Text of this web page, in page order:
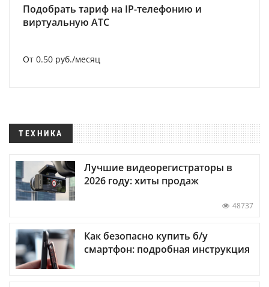
Подобрать тариф на IP-телефонию и
виртуальную АТС
От 0.50 руб./месяц
ТЕХНИКА
Лучшие видеорегистраторы в
2026 году: хиты продаж
48737
Как безопасно купить б/у
смартфон: подробная инструкция